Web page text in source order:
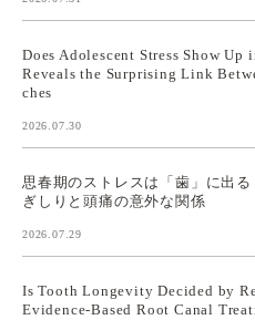
Does Adolescent Stress Show Up
Reveals the Surprising Link
ches
2026.07.30
思春期のストレスは「歯」に出
ぎしりと頭痛の意外な関係
2026.07.29
Is Tooth Longevity Decided by
Evidence-Based Root Canal